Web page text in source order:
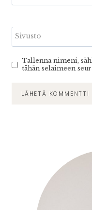
Sivusto
Tallenna nimeni,
tähän selaimeen